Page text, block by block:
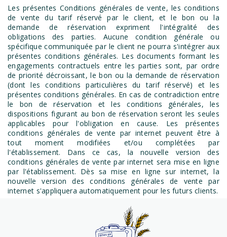
Les présentes Conditions générales de vente, les conditions
de vente du tarif réservé par le client, et le bon ou la
demande de réservation expriment l'intégralité des
obligations des parties. Aucune condition générale ou
spécifique communiquée par le client ne pourra s'intégrer aux
présentes conditions générales. Les documents formant les
engagements contractuels entre les parties sont, par ordre
de priorité décroissant, le bon ou la demande de réservation
(dont les conditions particulières du tarif réservé) et les
présentes conditions générales. En cas de contradiction entre
le bon de réservation et les conditions générales, les
dispositions figurant au bon de réservation seront les seules
applicables pour l'obligation en cause. Les présentes
conditions générales de vente par internet peuvent être à
tout moment modifiées et/ou complétées par
l'établissement. Dans ce cas, la nouvelle version des
conditions générales de vente par internet sera mise en ligne
par l'établissement. Dès sa mise en ligne sur internet, la
nouvelle version des conditions générales de vente par
internet s'appliquera automatiquement pour les futurs clients.